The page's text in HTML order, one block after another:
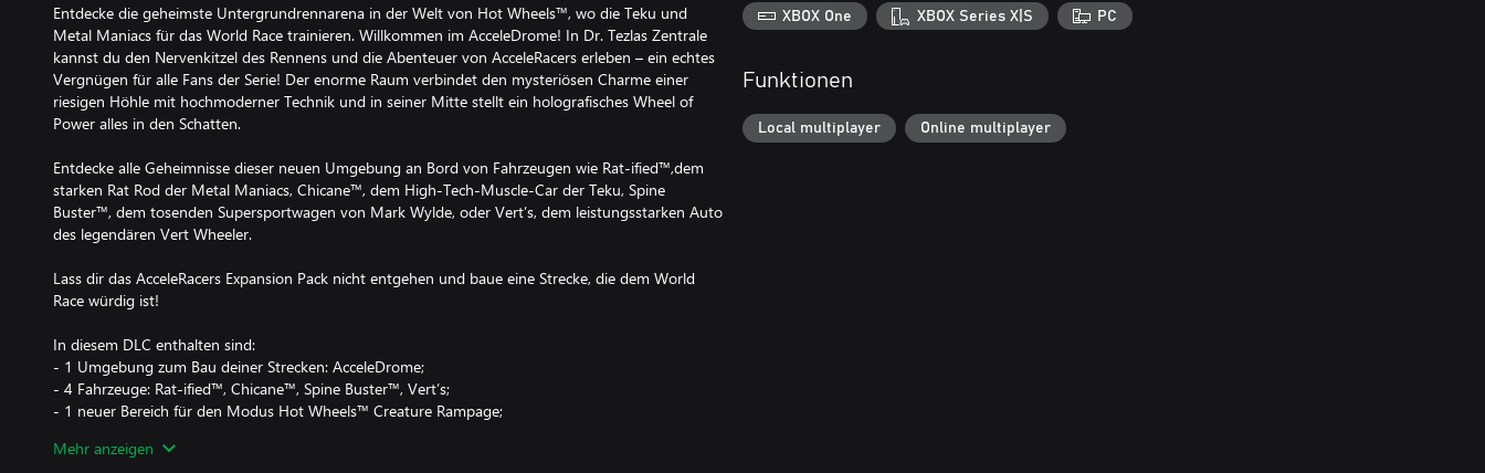
Entdecke die geheimste Untergrundrennarena in der Welt von Hot Wheels™, wo die Teku und
Metal Maniacs für das World Race trainieren. Willkommen im AcceleDrome! In Dr. Tezlas Zentrale
kannst du den Nervenkitzel des Rennens und die Abenteuer von AcceleRacers erleben – ein echtes
Vergnügen für alle Fans der Serie! Der enorme Raum verbindet den mysteriösen Charme einer
riesigen Höhle mit hochmoderner Technik und in seiner Mitte stellt ein holografisches Wheel of
Power alles in den Schatten.
Entdecke alle Geheimnisse dieser neuen Umgebung an Bord von Fahrzeugen wie Rat-ified™,dem
starken Rat Rod der Metal Maniacs, Chicane™, dem High-Tech-Muscle-Car der Teku, Spine
Buster™, dem tosenden Supersportwagen von Mark Wylde, oder Vert’s, dem leistungsstarken Auto
des legendären Vert Wheeler.
Lass dir das AcceleRacers Expansion Pack nicht entgehen und baue eine Strecke, die dem World
Race würdig ist!
In diesem DLC enthalten sind:
- 1 Umgebung zum Bau deiner Strecken: AcceleDrome;
- 4 Fahrzeuge: Rat-ified™, Chicane™, Spine Buster™, Vert’s;
- 1 neuer Bereich für den Modus Hot Wheels™ Creature Rampage;
zu gestalten!
Mehr anzeigen
XBOX One XBOX Series X|S PC
Funktionen
Local multiplayer Online multiplayer